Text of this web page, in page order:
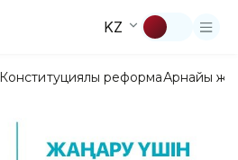
KZ
Конституциялық реформаАрнайы